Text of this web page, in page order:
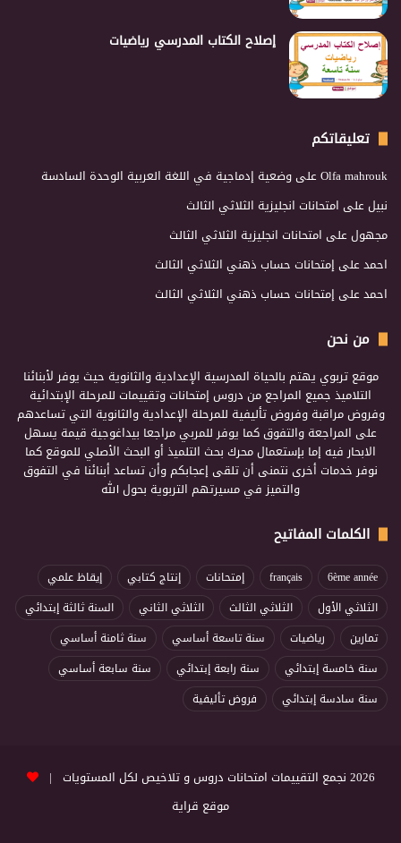
إصلاح الكتاب المدرسي رياضيات
تعليقاتكم
Olfa mahroukعلى وضعية إدماجية في اللغة العربية الوحدة السادسة
نبيلعلى امتحانات انجليزية الثلاثي الثالث
مجهولعلى امتحانات انجليزية الثلاثي الثالث
احمدعلى إمتحانات حساب ذهني الثلاثي الثالث
احمدعلى إمتحانات حساب ذهني الثلاثي الثالث
من نحن
موقع تربوي يهتم بالحياة المدرسية الإعدادية والثانوية حيث يوفر لأبنائنا
التلاميذ جميع المراجع من دروس إمتحانات وتقييمات للمرحلة الإبتدائية
وفروض مراقبة وفروض تأليفية للمرحلة الإعدادية والثانوية التي تساعدهم
على المراجعة والتفوق كما يوفر للمربي مراجعا بيداغوجية قيمة يسهل
الابحار فيه إما بإستعمال محرك بحث التلميذ أو البحث الأصلي للموقع كما
نوفر خدمات أخرى نتمنى أن تلقى إعجابكم وأن تساعد أبنائنا في التفوق
والتميز في مسيرتهم التربوية بحول الله
الكلمات المفاتيح
6ème année
français إمتحانات إنتاج كتابي
إيقاظ علمي
الثلاثي الأول
الثلاثي الثالث الثلاثي الثاني
السنة ثالثة إبتدائي
تمارين
رياضيات سنة تاسعة أساسي
سنة ثامنة أساسي
سنة خامسة إبتدائي
سنة رابعة إبتدائي
سنة سابعة أساسي
سنة سادسة إبتدائي
فروض تأليفية
2026 نجمع التقييمات امتحانات دروس و تلاخيص لكل المستويات |
موقع قراية